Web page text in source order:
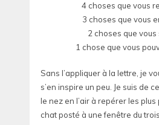
4 choses que vous
3 choses que vous
2 choses que vous
1 chose que vous
Sans l’appliquer à la lettre, je
s’en inspire un peu. Je suis de
le nez en l’air à repérer les plus
chat posté à une fenêtre du